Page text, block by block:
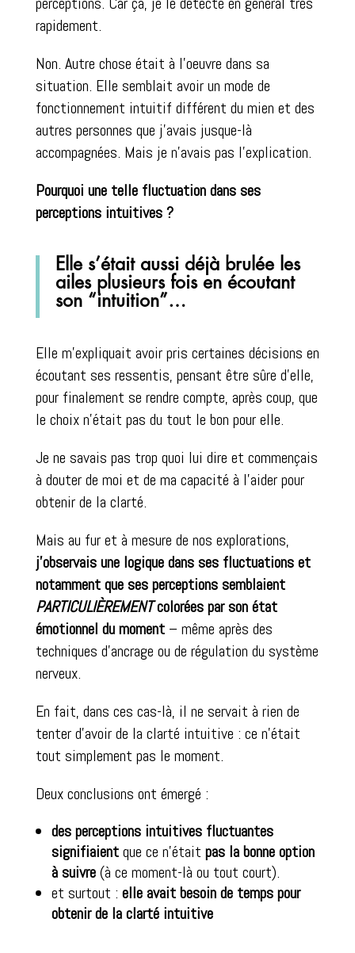
rapidement.
Non. Autre chose était à l’oeuvre dans sa
situation. Elle semblait avoir un mode de
fonctionnement intuitif différent du mien et des
autres personnes que j’avais jusque-là
accompagnées. Mais je n’avais pas l’explication.
Pourquoi une telle fluctuation dans ses
perceptions intuitives ?
Elle s’était aussi déjà brulée les
ailes plusieurs fois en écoutant
son “intuition”…
Elle m’expliquait avoir pris certaines décisions en
écoutant ses ressentis, pensant être sûre d’elle,
pour finalement se rendre compte, après coup, que
le choix n’était pas du tout le bon pour elle.
Je ne savais pas trop quoi lui dire et commençais
à douter de moi et de ma capacité à l’aider pour
obtenir de la clarté.
Mais au fur et à mesure de nos explorations,
j’observais une logique dans ses fluctuations et
notamment que ses perceptions semblaient
PARTICULIÈREMENTcolorées par son état
émotionnel du moment– même après des
techniques d’ancrage ou de régulation du système
nerveux.
En fait, dans ces cas-là, il ne servait à rien de
tenter d’avoir de la clarté intuitive : ce n’était
tout simplement pas le moment.
Deux conclusions ont émergé :
des perceptions intuitives fluctuantes
signifiaientque ce n’était pas la bonne option
à suivre(à ce moment-là ou tout court).
et surtout : elle avait besoin de temps pour
obtenir de la clarté intuitive